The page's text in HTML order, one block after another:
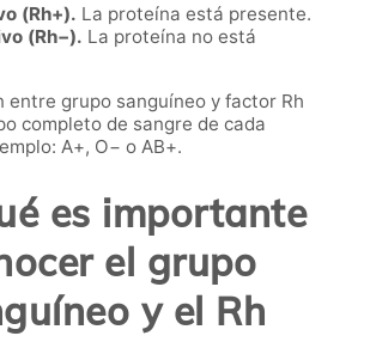
(Rh+). La proteína está presente.
(Rh−). La proteína no está
entre grupo sanguíneo y factor Rh
completo de sangre de cada
A+, O− o AB+.
es importante
el grupo
y el Rh